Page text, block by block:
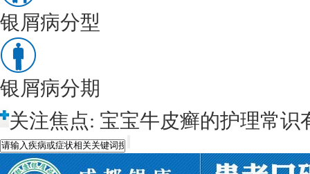
银屑病分型
银屑病分期
关注焦点: 宝宝牛皮癣的护理常识